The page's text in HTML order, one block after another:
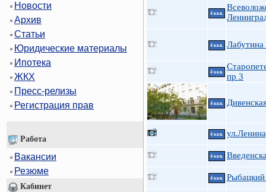
Новости
Архив
Статьи
Юридические материалы
Ипотека
ЖКХ
Пресс-релизы
Регистрация прав
Работа
Вакансии
Резюме
Кабинет
4 ккв.
4 ккв. Лабутина
4 ккв.
пр 3
4 ккв.
4 ккв.
4 ккв.
4 ккв.